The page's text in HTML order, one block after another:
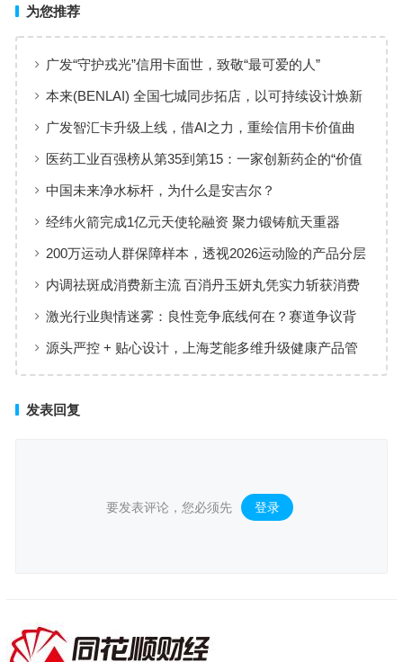
为您推荐
广发“守护戎光”信用卡面世，致敬“最可爱的人”
本来(BENLAI) 全国七城同步拓店，以可持续设计焕新
品牌体验
广发智汇卡升级上线，借AI之力，重绘信用卡价值曲
线
医药工业百强榜从第35到第15：一家创新药企的“价值
增长”样本
中国未来净水标杆，为什么是安吉尔？
经纬火箭完成1亿元天使轮融资 聚力锻铸航天重器
200万运动人群保障样本，透视2026运动险的产品分层
与适配逻辑
内调祛斑成消费新主流 百消丹玉妍丸凭实力斩获消费
者认可
激光行业舆情迷雾：良性竞争底线何在？赛道争议背
后值得深思
源头严控 + 贴心设计，上海芝能多维升级健康产品管
发表回复
要发表评论，您必须先 登录 。